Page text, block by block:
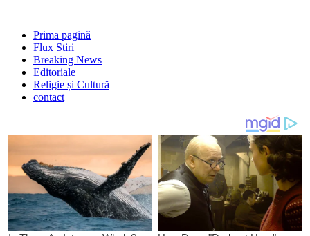
Prima pagină
Flux Stiri
Breaking News
Editoriale
Religie și Cultură
contact